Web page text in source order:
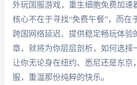
外玩国服游戏，重生细胞免费加速
核心不在于寻找“免费午餐”，而在
跨国网络延迟、提供稳定畅玩体验
章，就将为你层层剖析，如何选择
让你无论身在纽约、悉尼还是东京
服，重温那份纯粹的快乐。